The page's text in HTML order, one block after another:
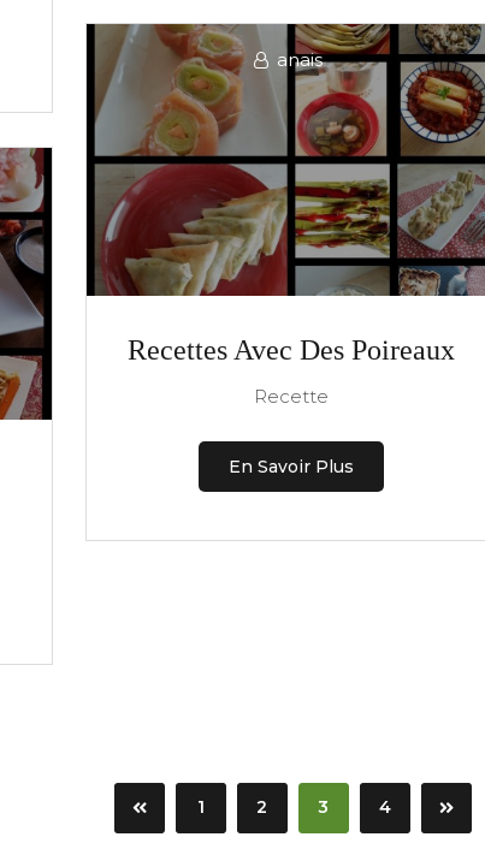
anais
Recettes Avec Des Poireaux
Recette
En Savoir Plus
1 2 3 4